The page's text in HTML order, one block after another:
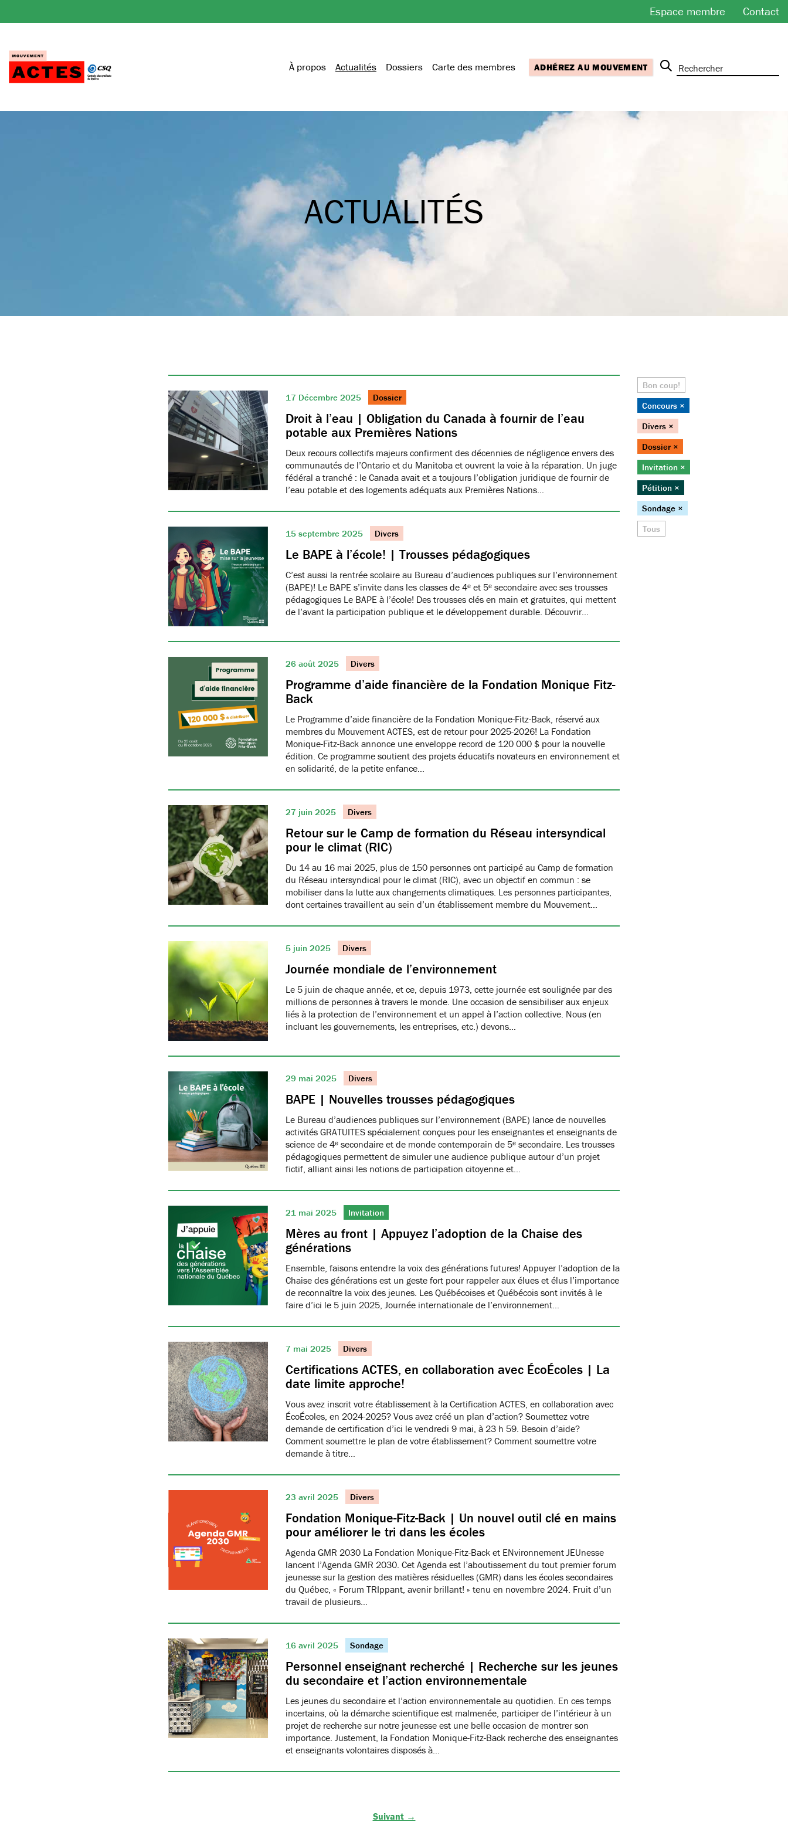
au
Espace membre Contact
À propos Actualités Dossiers Carte des membres ADHÉREZ AU MOUVEMENT
ACTUALITÉS
17 Décembre 2025 Dossier
Droit à l’eau | Obligation du Canada à fournir de l’eau
potable aux Premières Nations
Deux recours collectifs majeurs confirment des décennies de négligence envers des
communautés de l’Ontario et du Manitoba et ouvrent la voie à la réparation. Un juge
fédéral a tranché : le Canada avait et a toujours l’obligation juridique de fournir de
l’eau potable et des logements adéquats aux Premières Nations…
15 septembre 2025 Divers
Le BAPE à l’école! | Trousses pédagogiques
C’est aussi la rentrée scolaire au Bureau d’audiences publiques sur l’environnement
(BAPE)! Le BAPE s’invite dans les classes de 4ᵉ et 5ᵉ secondaire avec ses trousses
pédagogiques Le BAPE à l’école! Des trousses clés en main et gratuites, qui mettent
de l’avant la participation publique et le développement durable. Découvrir…
26 août 2025 Divers
Programme d’aide financière de la Fondation Monique Fitz-
Back
Le Programme d’aide financière de la Fondation Monique-Fitz-Back, réservé aux
membres du Mouvement ACTES, est de retour pour 2025-2026! La Fondation
Monique-Fitz-Back annonce une enveloppe record de 120 000 $ pour la nouvelle
édition. Ce programme soutient des projets éducatifs novateurs en environnement et
en solidarité, de la petite enfance…
27 juin 2025 Divers
Retour sur le Camp de formation du Réseau intersyndical
pour le climat (RIC)
Du 14 au 16 mai 2025, plus de 150 personnes ont participé au Camp de formation
du Réseau intersyndical pour le climat (RIC), avec un objectif en commun : se
mobiliser dans la lutte aux changements climatiques. Les personnes participantes,
dont certaines travaillent au sein d’un établissement membre du Mouvement…
5 juin 2025 Divers
Journée mondiale de l’environnement
Le 5 juin de chaque année, et ce, depuis 1973, cette journée est soulignée par des
millions de personnes à travers le monde. Une occasion de sensibiliser aux enjeux
liés à la protection de l’environnement et un appel à l’action collective. Nous (en
incluant les gouvernements, les entreprises, etc.) devons…
29 mai 2025 Divers
BAPE | Nouvelles trousses pédagogiques
Le Bureau d’audiences publiques sur l’environnement (BAPE) lance de nouvelles
activités GRATUITES spécialement conçues pour les enseignantes et enseignants de
science de 4ᵉ secondaire et de monde contemporain de 5ᵉ secondaire. Les trousses
pédagogiques permettent de simuler une audience publique autour d’un projet
fictif, alliant ainsi les notions de participation citoyenne et…
21 mai 2025 Invitation
Mères au front | Appuyez l’adoption de la Chaise des
générations
Ensemble, faisons entendre la voix des générations futures! Appuyer l’adoption de la
Chaise des générations est un geste fort pour rappeler aux élues et élus l’importance
de reconnaître la voix des jeunes. Les Québécoises et Québécois sont invités à le
faire d’ici le 5 juin 2025, Journée internationale de l’environnement…
7 mai 2025 Divers
Certifications ACTES, en collaboration avec ÉcoÉcoles | La
date limite approche!
Vous avez inscrit votre établissement à la Certification ACTES, en collaboration avec
ÉcoÉcoles, en 2024-2025? Vous avez créé un plan d’action? Soumettez votre
demande de certification d’ici le vendredi 9 mai, à 23 h 59. Besoin d’aide?
Comment soumettre le plan de votre établissement? Comment soumettre votre
demande à titre…
23 avril 2025 Divers
Fondation Monique-Fitz-Back | Un nouvel outil clé en mains
pour améliorer le tri dans les écoles
Agenda GMR 2030 La Fondation Monique-Fitz-Back et ENvironnement JEUnesse
lancent l’Agenda GMR 2030. Cet Agenda est l’aboutissement du tout premier forum
jeunesse sur la gestion des matières résiduelles (GMR) dans les écoles secondaires
du Québec, « Forum TRIppant, avenir brillant! » tenu en novembre 2024. Fruit d’un
travail de plusieurs…
16 avril 2025 Sondage
Personnel enseignant recherché | Recherche sur les jeunes
du secondaire et l’action environnementale
Les jeunes du secondaire et l’action environnementale au quotidien. En ces temps
incertains, où la démarche scientifique est malmenée, participer de l’intérieur à un
projet de recherche sur notre jeunesse est une belle occasion de montrer son
importance. Justement, la Fondation Monique-Fitz-Back recherche des enseignantes
et enseignants volontaires disposés à…
Bon coup!
Concours ×
Divers ×
Dossier ×
Invitation ×
Pétition ×
Sondage ×
Tous
Suivant →